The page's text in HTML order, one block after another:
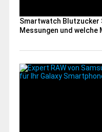
Smartwatch Blutzucker
Messungen und welche